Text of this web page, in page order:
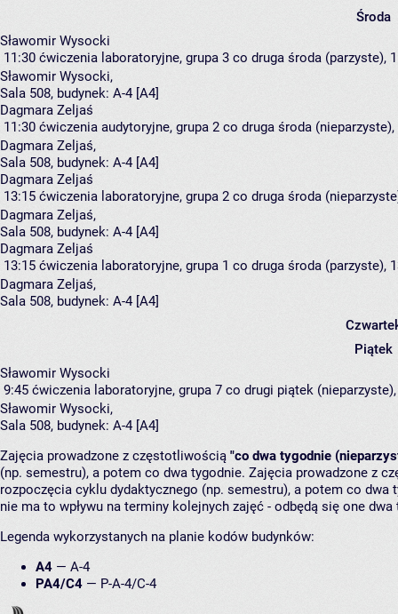
Środa
Sławomir Wysocki
11:30 ćwiczenia laboratoryjne, grupa 3 co druga środa (parzyste),
Sławomir Wysocki,
Sala 508, budynek: A-4 [A4]
Dagmara Zeljaś
11:30 ćwiczenia audytoryjne, grupa 2 co druga środa (nieparzyste),
Dagmara Zeljaś,
Sala 508, budynek: A-4 [A4]
Dagmara Zeljaś
13:15 ćwiczenia laboratoryjne, grupa 2 co druga środa
Dagmara Zeljaś,
Sala 508, budynek: A-4 [A4]
Dagmara Zeljaś
13:15 ćwiczenia laboratoryjne, grupa 1 co druga środa (parzyste),
Dagmara Zeljaś,
Sala 508, budynek: A-4 [A4]
Piątek
Sławomir Wysocki
9:45 ćwiczenia laboratoryjne, grupa 7 co drugi piątek (nieparzyste),
Sławomir Wysocki,
Sala 508, budynek: A-4 [A4]
Zajęcia prowadzone z częstotliwością "co dwa tygodnie
(np. semestru), a potem co dwa tygodnie. Zajęcia prowadzone z
rozpoczęcia cyklu dydaktycznego (np. semestru), a potem co
nie ma to wpływu na terminy kolejnych zajęć - odbędą się one
Legenda wykorzystanych na planie kodów budynków:
A4 — A-4
PA4/C4 — P-A-4/C-4